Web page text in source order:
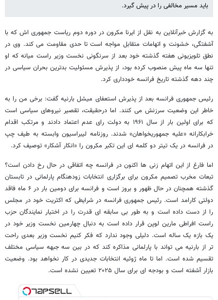
باید مسیر مخالفی را در پیش گیرد.
به گزارش خبرآنلاین به نقل از ایرنا مکرون در دوره دوم ریاست جمهوری اش که با
آشفتگی، خشونت و اتهامات متقابل مواجه است تا حدی مقاومت می کند. وی در
نطق تلویزیونی هفته گذشته خود بعد از سرنگونی نخست وزیر راست میانه که او
تنها سه ماه پیش منصوب کرده بود، از پذیرش مسئولیت بدترین بحران سیاسی در
چند دهه گذشته تاریخ فرانسه خودداری کرد.
رئیس جمهوری فرانسه بعد از پذیرش استعفای میشل بارنیه گفت: برخی من را به
خاطر این وضعیت سرزنش می کنند. اما درحقیقت، تقصیر نیروهای سیاسی است
که برای اولین بار از سال ۱۹۶۱ به دولت رای عدم اعتماد دادند و مرتکب اقدام
خرابکارانه «علیه جمهوریخواهان» شدند. روزنامه لیبراسیون وابسته به طیف چپ
در فرانسه در یک تیتر دو کلمه ای این تکبر مکرون را «انکار آشکار» توصیف کرد.
اما فارغ از این اتهام زنی ها اکنون در فرانسه چه اتفاقی در حال رخ دادن است؟
تبعات مخرب تصمیم مکرون برای برگزاری انتخابات زودهنگام پارلمانی در تابستان
گذشته همچنان در حال ظهور و بروز است و فرانسه برای دومین بار در ۶ ماه فاقد
دولتی کارامد است. رئیس جمهوری فرانسه در شرایطی که اکثریت خود در مجلس
را از دست داده است و به طور بی سابقه ای قدرت را در اختیار نمایندگان حزب
راست افراطی مارین لوپن قرار داده است به دنبال چهارمین نخست وزیر خود در
یک بازه یک ساله است. دلیلی وجود ندارد که فکر کنیم نخست وزیر بعدی راحت
تر از بارنیه می تواند با پارلمانی مذاکره کند که در بین سه جبهه سیاسی مختلف
تقسیم شده است. اما تا ماه ژوئیه انتخابات جدیدی در کار نخواهد بود. وضعیت
بازار آشفته است و بودجه ای برای سال ۲۰۲۵ تعیین نشده است.